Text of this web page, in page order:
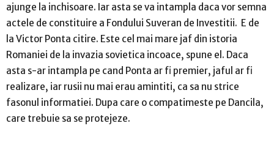
ajunge la inchisoare. Iar asta se va intampla daca vor semna
actele de constituire a Fondului Suveran de Investitii. E de
la Victor Ponta citire. Este cel mai mare jaf din istoria
Romaniei de la invazia sovietica incoace, spune el. Daca
asta s-ar intampla pe cand Ponta ar fi premier, jaful ar fi
realizare, iar rusii nu mai erau amintiti, ca sa nu strice
fasonul informatiei. Dupa care o compatimeste pe Dancila,
care trebuie sa se protejeze.